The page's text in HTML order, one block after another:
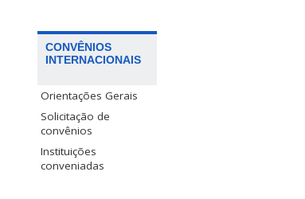
CONVÊNIOS
INTERNACIONAIS
Orientações Gerais
Solicitação de
convênios
Instituições
conveniadas